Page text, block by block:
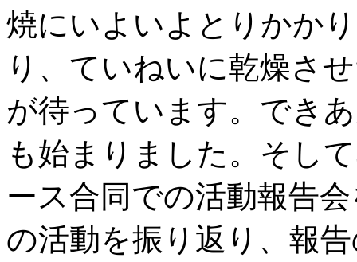
焼にいよいよとりかか
り、ていねいに乾燥さ
が待っています。でき
も始まりました。そし
ース合同での活動報告
の活動を振り返り、報